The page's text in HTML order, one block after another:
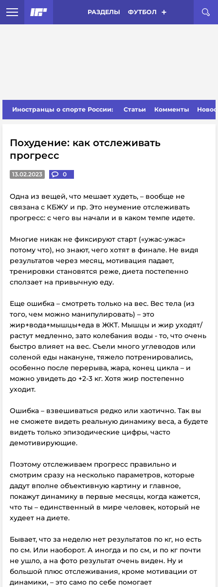
РАЗДЕЛЫ ФУТБОЛ
Иностранцы о спорте России: Статьи Комменты
Похудение: как отслеживать
прогресс
13.02.2023 0
Одна из вещей, что мешает худеть, – вообще не
связана с КБЖУ и пр. Это неумение отслеживать
прогресс: с чего вы начали и в каком темпе идете.
Многие никак не фиксируют старт («ужас-ужас»
потому что), но знают, чего хотят в финале. Не видя
результатов через месяц, мотивация падает,
тренировки становятся реже, диета постепенно
сползает на привычную еду.
Еще ошибка – смотреть только на вес. Вес тела (из
того, чем можно манипулировать) – это
жир+вода+мышцы+еда в ЖКТ. Мышцы и жир уходят/
растут медленно, зато колебания воды - то, что очень
быстро влияет на вес. Съели много углеводов или
соленой еды накануне, тяжело потренировались,
особенно после перерыва, жара, конец цикла – и
можно увидеть до +2-3 кг. Хотя жир постепенно
уходит.
Ошибка – взвешиваться редко или хаотично. Так вы
не сможете видеть реальную динамику веса, а будете
видеть только эпизодические цифры, часто
демотивирующие.
Поэтому отслеживаем прогресс правильно и
смотрим сразу на несколько параметров, которые
дадут вполне объективную картину и главное,
покажут динамику в первые месяцы, когда кажется,
что ты – единственный в мире человек, который не
худеет на диете.
Бывает, что за неделю нет результатов по кг, но есть
по см. Или наоборот. А иногда и по см, и по кг почти
не ушло, а на фото результат очень виден. Ну и
большой плюс отслеживания, кроме мотивации от
динамики, – это само по себе помогает